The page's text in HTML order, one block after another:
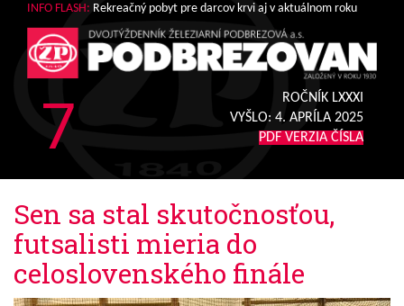
INFO FLASH: Rekreačný pobyt pre darcov krvi aj v aktuálnom roku
7
ROČNÍK LXXXI
VYŠLO: 4. APRÍLA 2025
PDF VERZIA ČÍSLA
Sen sa stal skutočnosťou,
futsalisti mieria do
celoslovenského finále